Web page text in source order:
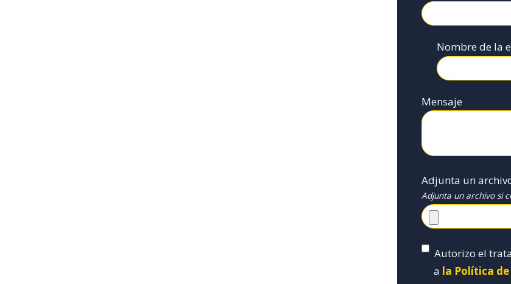
Nombre de la
Mensaje
Adjunta un
Adjunta un archivo si
Autorizo el
a la Política de